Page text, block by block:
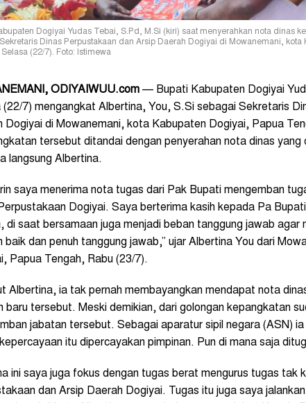
Dogiyai Yudas Tebai, S.Pd, M.Si (kiri) saat menyerahkan nota dinas
Dinas Perpustakaan dan Arsip Daerah Dogiyai di Mowanemani, kota
Selasa (22/7). Foto: Istimewa
ODIYAIWUU.com — Bupati Kabupaten Dogiyai
(22/7) mengangkat Albertina, You, S.Si sebagai Sekretaris
Dogiyai di Mowanemani, kota Kabupaten Dogiyai, Papua
tersebut ditandai dengan penyerahan nota dinas yang
langsung Albertina.
saya menerima nota tugas dari Pak Bupati mengemban
Dogiyai. Saya berterima kasih kepada Pa
di saat bersamaan juga menjadi beban tanggung jawab agar
baik dan penuh tanggung jawab,” ujar Albertina You dari
Papua Tengah, Rabu (23/7).
Albertina, ia tak pernah membayangkan mendapat nota
baru tersebut. Meski demikian, dari golongan kepangkatan
jabatan tersebut. Sebagai aparatur sipil negara (ASN)
itu dipercayakan pimpinan. Pun di mana saja
ini saya juga fokus dengan tugas berat mengurus tugas tak
dan Arsip Daerah Dogiyai. Tugas itu juga saya